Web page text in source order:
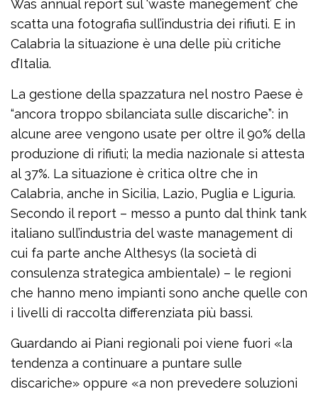
Was annual report sul ‘waste manegement’ che
scatta una fotografia sull’industria dei rifiuti. E in
Calabria la situazione è una delle più critiche
d’Italia.
La gestione della spazzatura nel nostro Paese è
“ancora troppo sbilanciata sulle discariche”: in
alcune aree vengono usate per oltre il 90% della
produzione di rifiuti; la media nazionale si attesta
al 37%. La situazione è critica oltre che in
Calabria, anche in Sicilia, Lazio, Puglia e Liguria.
Secondo il report – messo a punto dal think tank
italiano sull’industria del waste management di
cui fa parte anche Althesys (la società di
consulenza strategica ambientale) – le regioni
che hanno meno impianti sono anche quelle con
i livelli di raccolta differenziata più bassi.
Guardando ai Piani regionali poi viene fuori «la
tendenza a continuare a puntare sulle
discariche» oppure «a non prevedere soluzioni